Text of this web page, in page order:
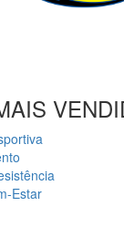
Estar